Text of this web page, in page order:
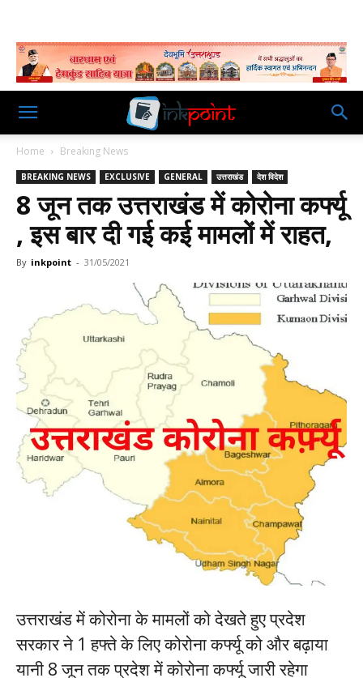
Home Breaking News
BREAKING NEWS EXCLUSIVE GENERAL उत्तराखंड देश विदेश
8 जून तक उत्तराखंड में कोरोना कर्फ्यू
, इस बार दी गई कई मामलों में राहत,
By inkpoint - 31/05/2021
उत्तराखंड में कोरोना के मामलों को देखते हुए प्रदेश
सरकार ने 1 हफ्ते के लिए कोरोना कर्फ्यू को और बढ़ाया
यानी 8 जून तक प्रदेश में कोरोना कर्फ्यू जारी रहेगा